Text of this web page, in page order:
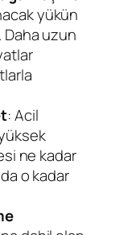
yükün
Daha uzun
: Acil
ne kadar
o kadar